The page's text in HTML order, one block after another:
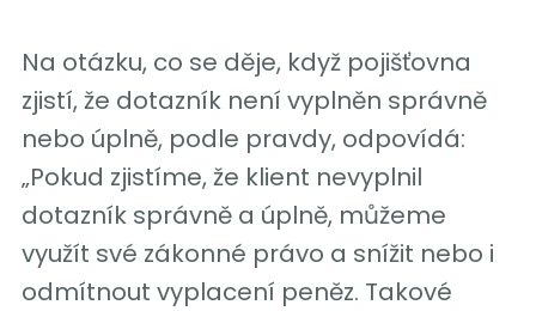
Na otázku, co se děje, když pojišťovna
zjistí, že dotazník není vyplněn správně
nebo úplně, podle pravdy, odpovídá:
„Pokud zjistíme, že klient nevyplnil
dotazník správně a úplně, můžeme
využít své zákonné právo a snížit nebo i
odmítnout vyplacení peněz. Takové